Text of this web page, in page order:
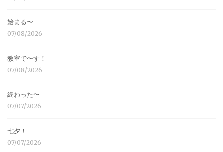
始まる〜
07/08/2026
教室で〜す！
07/08/2026
終わった〜
07/07/2026
七夕！
07/07/2026